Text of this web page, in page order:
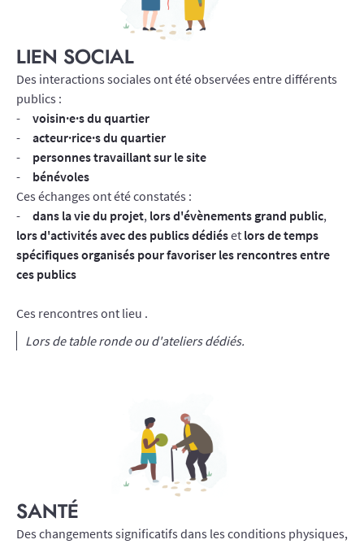
LIEN SOCIAL
Des interactions sociales ont été observées entre différents
publics :
voisin·e·s du quartier
acteur·rice·s du quartier
personnes travaillant sur le site
bénévoles
Ces échanges ont été constatés :
dans la vie du projet, lors d'évènements grand public,
lors d'activités avec des publics dédiéset lors de temps
spécifiques organisés pour favoriser les rencontres entre
ces publics
Ces rencontres ont lieu .
Lors de table ronde ou d'ateliers dédiés.
SANTÉ
Des changements significatifs dans les conditions physiques,